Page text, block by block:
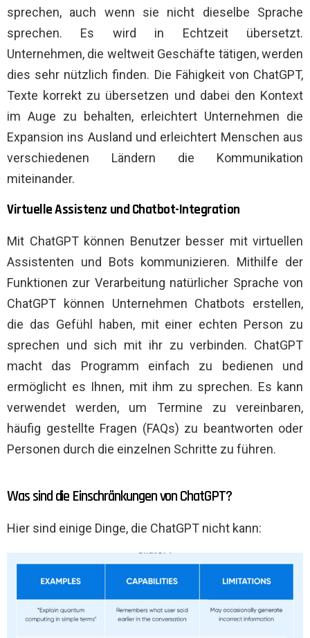
sprechen, auch wenn sie nicht dieselbe Sprache
sprechen. Es wird in Echtzeit übersetzt.
Unternehmen, die weltweit Geschäfte tätigen, werden
dies sehr nützlich finden. Die Fähigkeit von ChatGPT,
Texte korrekt zu übersetzen und dabei den Kontext
im Auge zu behalten, erleichtert Unternehmen die
Expansion ins Ausland und erleichtert Menschen aus
verschiedenen Ländern die Kommunikation
miteinander.
Virtuelle Assistenz und Chatbot-Integration
Mit ChatGPT können Benutzer besser mit virtuellen
Assistenten und Bots kommunizieren. Mithilfe der
Funktionen zur Verarbeitung natürlicher Sprache von
ChatGPT können Unternehmen Chatbots erstellen,
die das Gefühl haben, mit einer echten Person zu
sprechen und sich mit ihr zu verbinden. ChatGPT
macht das Programm einfach zu bedienen und
ermöglicht es Ihnen, mit ihm zu sprechen. Es kann
verwendet werden, um Termine zu vereinbaren,
häufig gestellte Fragen (FAQs) zu beantworten oder
Personen durch die einzelnen Schritte zu führen.
Was sind die Einschränkungen von ChatGPT?
Hier sind einige Dinge, die ChatGPT nicht kann: